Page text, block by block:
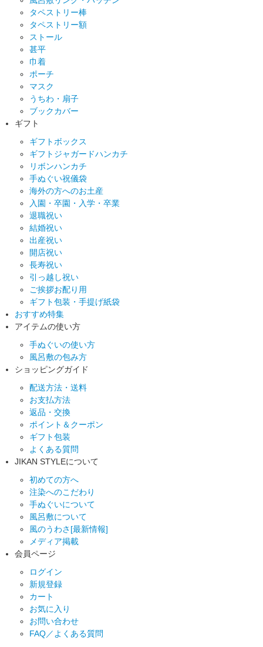
タペストリー棒
タペストリー額
ストール
甚平
巾着
ポーチ
マスク
うちわ・扇子
ブックカバー
ギフト
ギフトボックス
ギフトジャガードハンカチ
リボンハンカチ
手ぬぐい祝儀袋
海外の方へのお土産
入園・卒園・入学・卒業
退職祝い
結婚祝い
出産祝い
開店祝い
長寿祝い
引っ越し祝い
ご挨拶お配り用
ギフト包装・手提げ紙袋
おすすめ特集
アイテムの使い方
手ぬぐいの使い方
風呂敷の包み方
ショッピングガイド
配送方法・送料
お支払方法
返品・交換
ポイント＆クーポン
ギフト包装
よくある質問
JIKAN STYLEについて
初めての方へ
注染へのこだわり
手ぬぐいについて
風呂敷について
風のうわさ[最新情報]
メディア掲載
会員ページ
ログイン
新規登録
カート
お気に入り
お問い合わせ
FAQ／よくある質問